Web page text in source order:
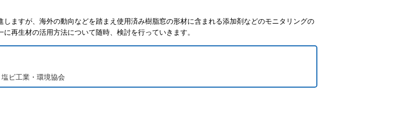
ますが、海外の動向などを踏まえ使用済み樹脂窓の形材に含まれる添加剤などのモニタリングの
再生材の活用方法について随時、検討を行っていきます。
ビ工業・環境協会